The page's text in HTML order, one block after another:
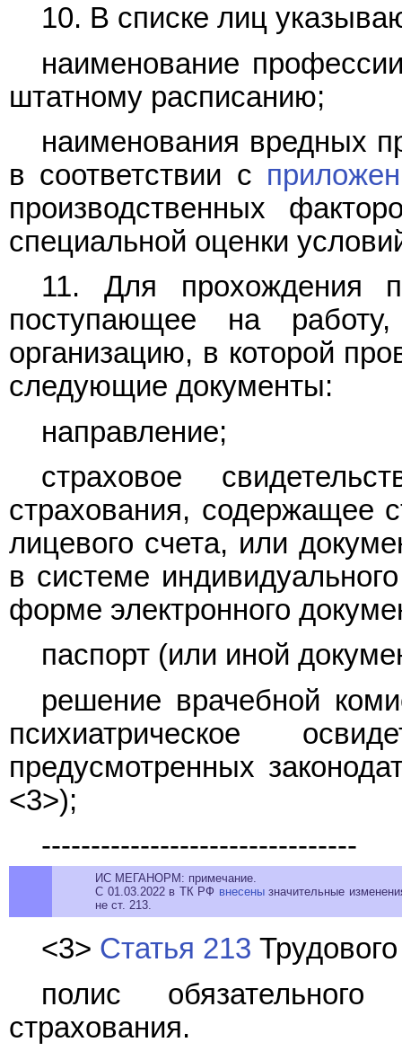
10. В списке лиц
наименование
штатному расписанию;
наименования вредных
в соответствии с
производственных
специальной оценки
11. Для прохождения
поступающее на
организацию, в которой
следующие документы:
направление;
страховое
страхования, содержащее
лицевого счета, или
в системе
форме электронного
паспорт (или иной
решение врачебной
психиатрическое
предусмотренных
<3>);
--------------------------------
ИС МЕГАНОРМ: примечание.
С 01.03.2022 в ТК РФ внесенызначительные
не ст. 213.
<3> Статья 213
полис обязательного
страхования.